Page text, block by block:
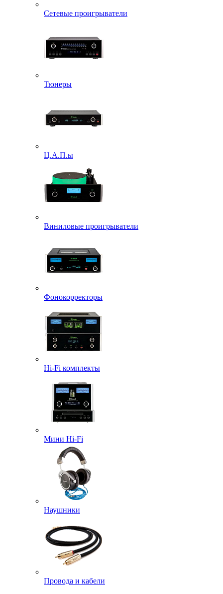
Сетевые проигрыватели
Тюнеры
Ц.А.П.ы
Виниловые проигрыватели
Фонокорректоры
Hi-Fi комплекты
Мини Hi-Fi
Наушники
Провода и кабели